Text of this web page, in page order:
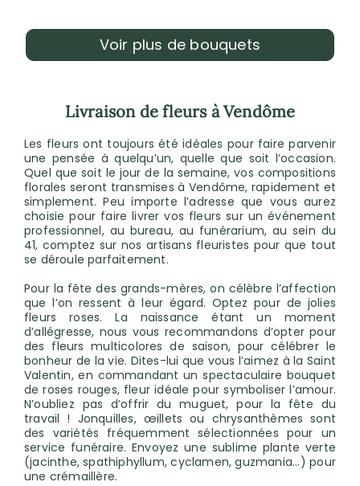
Voir plus de bouquets
Livraison de fleurs à Vendôme
Les fleurs ont toujours été idéales pour faire parvenir
une pensée à quelqu’un, quelle que soit l’occasion.
Quel que soit le jour de la semaine, vos compositions
florales seront transmises à Vendôme, rapidement et
simplement. Peu importe l’adresse que vous aurez
choisie pour faire livrer vos fleurs sur un événement
professionnel, au bureau, au funérarium, au sein du
41, comptez sur nos artisans fleuristes pour que tout
se déroule parfaitement.
Pour la fête des grands-mères, on célèbre l’affection
que l’on ressent à leur égard. Optez pour de jolies
fleurs roses. La naissance étant un moment
d’allégresse, nous vous recommandons d’opter pour
des fleurs multicolores de saison, pour célébrer le
bonheur de la vie. Dites-lui que vous l’aimez à la Saint
Valentin, en commandant un spectaculaire bouquet
de roses rouges, fleur idéale pour symboliser l’amour.
N’oubliez pas d’offrir du muguet, pour la fête du
travail ! Jonquilles, œillets ou chrysanthèmes sont
des variétés fréquemment sélectionnées pour un
service funéraire. Envoyez une sublime plante verte
(jacinthe, spathiphyllum, cyclamen, guzmania...) pour
une crémaillère.